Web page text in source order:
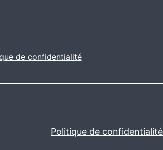
de confidentialité
Politique de confidentialité